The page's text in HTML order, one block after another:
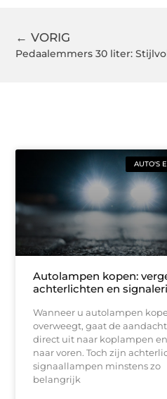
← VORIG
Pedaalemmers 30 liter:
AUTO'S
Autolampen kopen:
achterlichten en
Wanneer u autolampen
overweegt, gaat de
direct uit naar koplampen
naar voren. Toch zijn
signaallampen minstens zo
belangrijk